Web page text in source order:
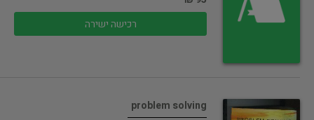
רכישה ישירה
problem solving